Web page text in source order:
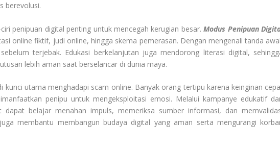
berevolusi.
penipuan digital penting untuk mencegah kerugian besar.Modus Penipuan
online fiktif, judi online, hingga skema pemerasan. Dengan mengenali tanda
terjebak. Edukasi berkelanjutan juga mendorong literasi digital,
lebih aman saat berselancar di dunia maya.
kunci utama menghadapi scam online. Banyak orang tertipu karena keinginan
penipu untuk mengeksploitasi emosi. Melalui kampanye edukatif
belajar menahan impuls, memeriksa sumber informasi, dan
membantu membangun budaya digital yang aman serta mengurangi